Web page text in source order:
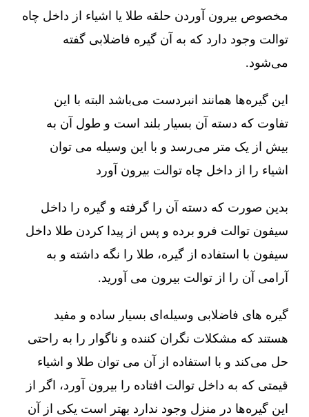
مخصوص بیرون آوردن حلقه طلا یا اشیاء از داخل چاه
توالت وجود دارد که به آن گیره فاضلابی گفته
می‌شود.
این گیره‌ها همانند انبردست می‌باشد البته با این
تفاوت که دسته آن بسیار بلند است و طول آن به
بیش از یک متر می‌رسد و با این وسیله می توان
اشیاء را از داخل چاه توالت بیرون آورد
بدین صورت که دسته آن را گرفته و گیره را داخل
سیفون توالت فرو برده و پس از پیدا کردن طلا داخل
سیفون با استفاده از گیره، طلا را نگه داشته و به
آرامی آن را از توالت بیرون می آورید.
گیره های فاضلابی وسیله‌ای بسیار ساده و مفید
هستند که مشکلات نگران کننده و ناگوار را به راحتی
حل می‌کند و با استفاده از آن می توان طلا و اشیاء
قیمتی که به داخل توالت افتاده را بیرون آورد، اگر از
این گیره‌ها در منزل وجود ندارد بهتر است یکی از آن